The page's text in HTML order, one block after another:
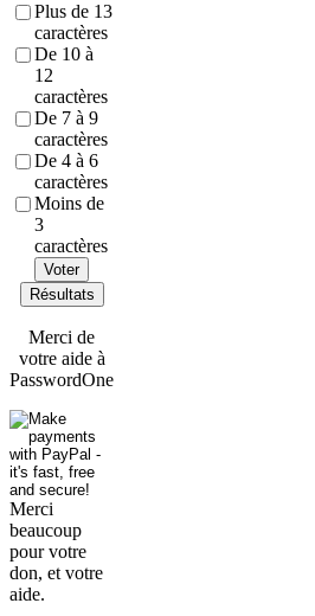
Plus de 13
caractères
De 10 à
12
caractères
De 7 à 9
caractères
De 4 à 6
caractères
Moins de
3
caractères
Voter
Résultats
Merci de
votre aide à
PasswordOne
Merci
beaucoup
pour votre
don, et votre
aide.